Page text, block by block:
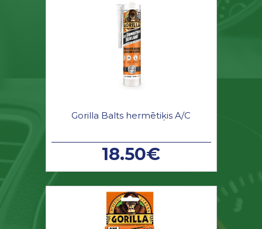
Gorilla Balts hermētiķis A/C
18.50€